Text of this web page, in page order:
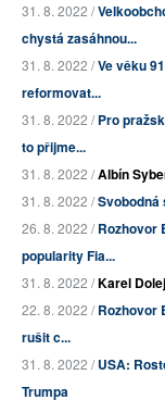
31. 8. 2022 /
chystá zasáhnou...
31. 8. 2022 /Ve věku
reformovat...
31. 8. 2022 /Pro
to přijme...
31. 8. 2022 /Albín
31. 8. 2022 /Svobodná
26. 8. 2022 /Rozhovor
popularity Fia...
31. 8. 2022 /Karel
22. 8. 2022 /Rozhovor
rušit c...
31. 8. 2022 /USA:
Trumpa